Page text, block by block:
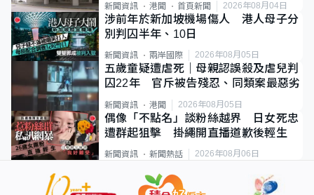
新聞資訊 港聞 首頁新聞 2026年08月04日
涉前年於新加坡機場傷人 港人母子分
別判囚半年、10日
新聞資訊 兩岸國際 2026年08月05日
五歲童疑遭虐死｜母親認誤殺及虐兒判
囚22年 官斥被告殘忍、同類案最惡劣
新聞資訊 港聞 2026年08月05日
偶像「不點名」談粉絲越界 日女死忠
遭群起狙擊 掛繩開直播道歉後輕生
新聞資訊 新聞熱話 2026年08月06日